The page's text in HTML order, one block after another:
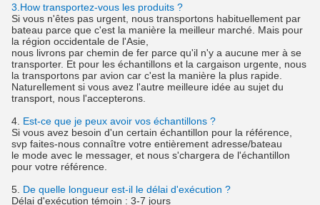
3.How transportez-vous les produits ?
Si vous n'êtes pas urgent, nous transportons habituellement par
bateau parce que c'est la manière la meilleur marché. Mais pour
la région occidentale de l'Asie,
nous livrons par chemin de fer parce qu'il n'y a aucune mer à se
transporter. Et pour les échantillons et la cargaison urgente, nous
la transportons par avion car c'est la manière la plus rapide.
Naturellement si vous avez l'autre meilleure idée au sujet du
transport, nous l'accepterons.
4. Est-ce que je peux avoir vos échantillons ?
Si vous avez besoin d'un certain échantillon pour la référence,
svp faites-nous connaître votre entièrement adresse/bateau
le mode avec le messager, et nous s'chargera de l'échantillon
pour votre référence.
5. De quelle longueur est-il le délai d'exécution ?
Délai d'exécution témoin : 3-7 jours